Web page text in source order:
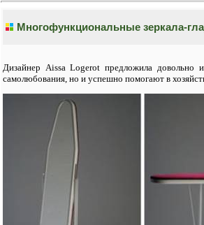
Многофункциональные зеркала-
Дизайнер Aissa Logerot предложила довольно
самолюбования, но и успешно помогают в